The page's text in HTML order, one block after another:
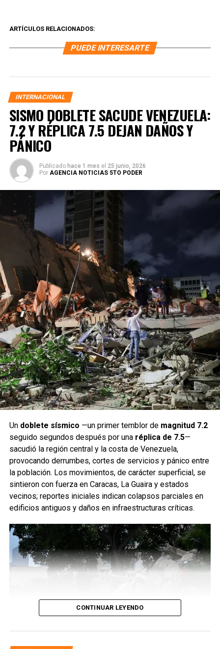
ARTÍCULOS RELACIONADOS:
PUEDE INTERESARTE
INTERNACIONAL
SISMO DOBLETE SACUDE VENEZUELA:
7.2 Y RÉPLICA 7.5 DEJAN DAÑOS Y
PÁNICO
Publicado hace 1 mes el 25 junio, 2026
Por AGENCIA NOTICIAS 5TO PODER
Un doblete sísmico —un primer temblor de magnitud 7.2
seguido segundos después por una réplica de 7.5—
sacudió la región central y la costa de Venezuela,
provocando derrumbes, cortes de servicios y pánico entre
la población. Los movimientos, de carácter superficial, se
sintieron con fuerza en Caracas, La Guaira y estados
vecinos; reportes iniciales indican colapsos parciales en
edificios antiguos y daños en infraestructuras críticas.
CONTINUAR LEYENDO